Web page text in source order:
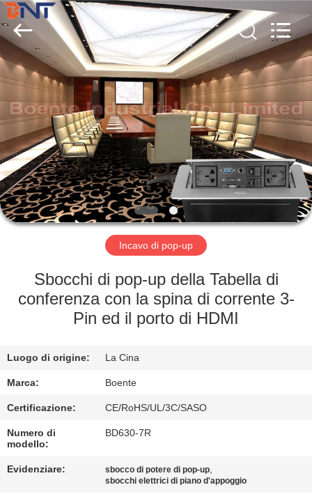
CASA
PRODOTTI
CIRCA
NOI
GIRO
FABBRICA
CONTROLLO
QUALITÀ
CONTATTICI
NOTIZIE
(Bo
Ente
Industrial
Co.,
Limited).
Rights
Reserved.
Developed
by
Incavo di pop-up
Sbocchi di pop-up della Tabella di
conferenza con la spina di corrente 3-
Pin ed il porto di HDMI
Luogo di origine: La Cina
Marca: Boente
Certificazione: CE/RoHS/UL/3C/SASO
Numero di
modello:
BD630-7R
Evidenziare: sbocco di potere di pop-up,
sbocchi elettrici di piano d'appoggio